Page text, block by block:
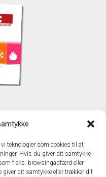
teknologier som cookies til at
Hvis du giver dit samtykke
f.eks. browsingadfærd eller
giver dit samtykke eller trækker dit
A/S
24 26 28